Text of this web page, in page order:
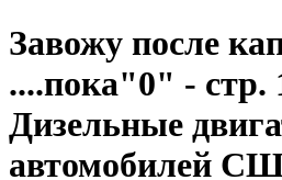
Завожу после
....пока"0" - стр.
Дизельные
автомобилей